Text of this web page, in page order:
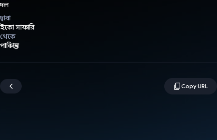
দল
দ্বারা
ইকো সাফারি
থেকে
পাকিস্তান